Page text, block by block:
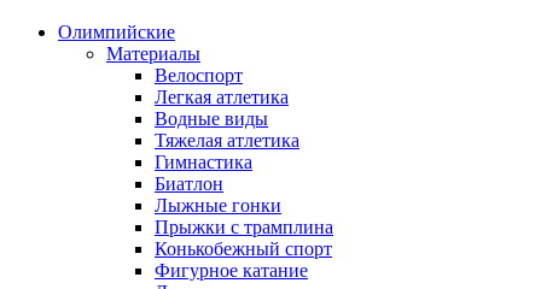
Олимпийские
Материалы
Велоспорт
Легкая атлетика
Водные виды
Тяжелая атлетика
Гимнастика
Биатлон
Лыжные гонки
Прыжки с трамплина
Конькобежный спорт
Фигурное катание